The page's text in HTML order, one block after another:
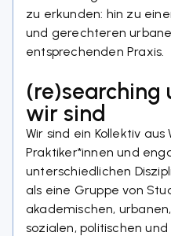
zu erkunden: hin zu
und gerechteren
entsprechenden Praxis.
(re)searching
wir sind
Wir sind ein Kollektiv
Praktiker*innen und
unterschiedlichen
als eine Gruppe von
akademischen,
sozialen, politischen und